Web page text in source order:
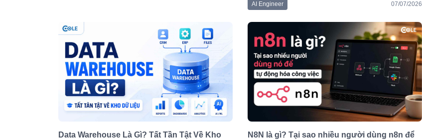
AI Engineer 07/07/2026
Data Warehouse Là Gì? Tất Tần Tật Về Kho
N8N là gì? Tại sao nhiều người dùng n8n để